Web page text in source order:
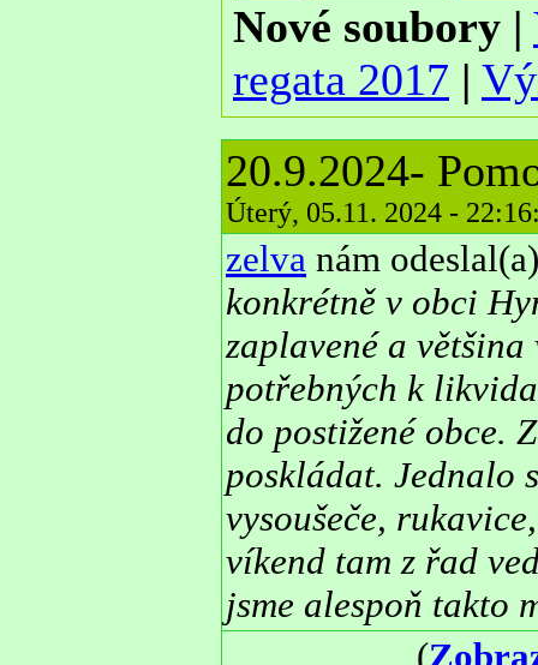
Nové soubory |
regata 2017 |
20.9.2024-
Úterý, 05.11. 2024 -
zelva nám
konkrétně v obci
zaplavené a
potřebných k
do postižené obce.
poskládat. Jednalo
vysoušeče,
víkend tam z řad
jsme alespoň takto
(